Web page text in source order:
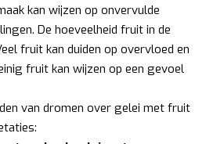
kan wijzen op onvervulde
De hoeveelheid fruit in de
fruit kan duiden op overvloed en
fruit kan wijzen op een gevoel
van dromen over gelei met fruit